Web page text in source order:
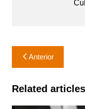
Navegación
de
entradas
Anterior
Related articles